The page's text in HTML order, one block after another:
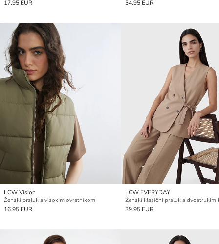
17.95 EUR
34.95 EUR
LCW Vision
Ženski prsluk s visokim ovratnikom
16.95 EUR
LCW EVERYDAY
39.95 EUR